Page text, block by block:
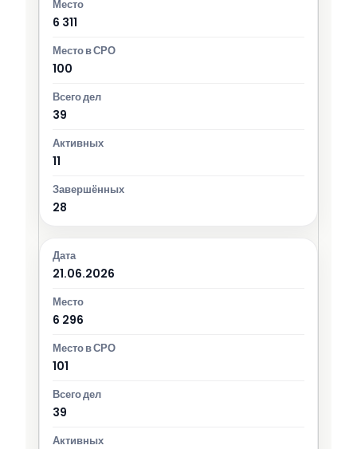
6 311
100
39
11
28
21.06.2026
6 296
101
39